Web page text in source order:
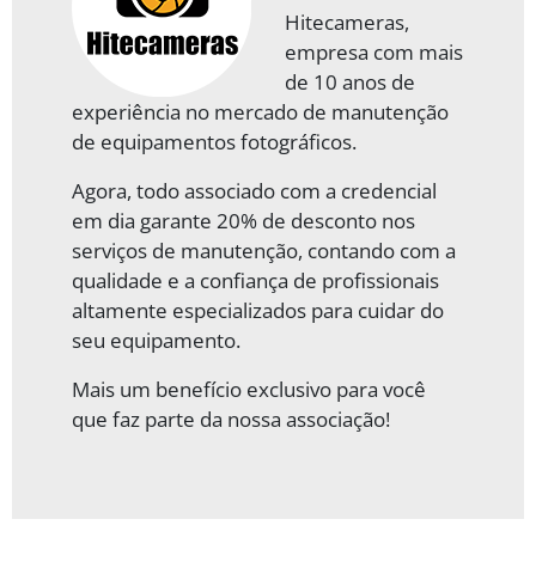
Hitecameras,
empresa com mais
de 10 anos de
experiência no mercado de manutenção
de equipamentos fotográficos.
Agora, todo associado com a credencial
em dia garante 20% de desconto nos
serviços de manutenção, contando com a
qualidade e a confiança de profissionais
altamente especializados para cuidar do
seu equipamento.
Mais um benefício exclusivo para você
que faz parte da nossa associação!